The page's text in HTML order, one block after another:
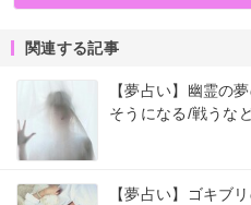
関連する記事
【夢占い】幽霊の
そうになる/戦うな
【夢占い】ゴキブ